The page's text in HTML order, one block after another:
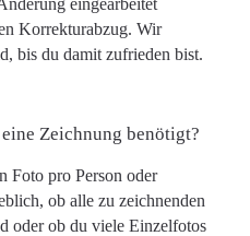
eingearbeitet
Korrekturabzug. Wir
bis du damit zufrieden bist.
Zeichnung benötigt?
Foto pro Person oder
ob alle zu zeichnenden
oder ob du viele Einzelfotos